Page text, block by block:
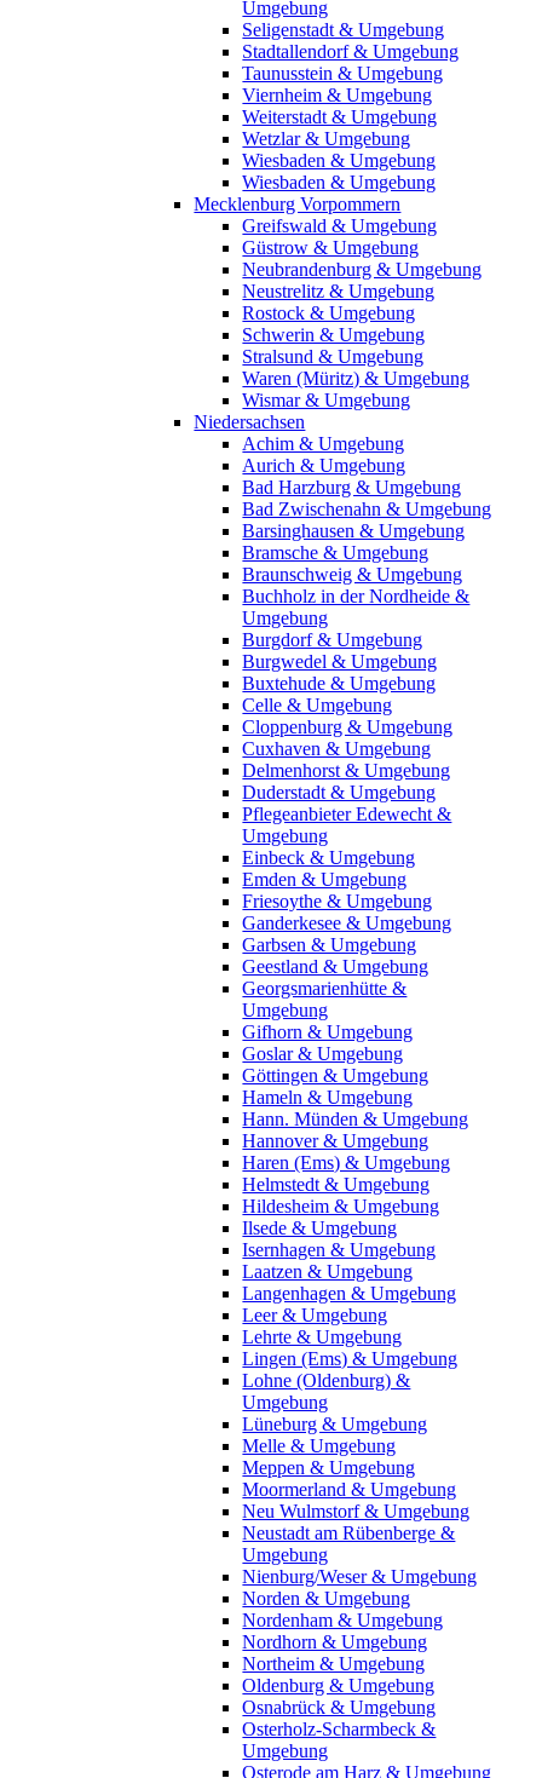
Umgebung
Seligenstadt & Umgebung
Stadtallendorf & Umgebung
Taunusstein & Umgebung
Viernheim & Umgebung
Weiterstadt & Umgebung
Wetzlar & Umgebung
Wiesbaden & Umgebung
Wiesbaden & Umgebung
Mecklenburg Vorpommern
Greifswald & Umgebung
Güstrow & Umgebung
Neubrandenburg & Umgebung
Neustrelitz & Umgebung
Rostock & Umgebung
Schwerin & Umgebung
Stralsund & Umgebung
Waren (Müritz) & Umgebung
Wismar & Umgebung
Niedersachsen
Achim & Umgebung
Aurich & Umgebung
Bad Harzburg & Umgebung
Bad Zwischenahn & Umgebung
Barsinghausen & Umgebung
Bramsche & Umgebung
Braunschweig & Umgebung
Buchholz in der Nordheide &
Umgebung
Burgdorf & Umgebung
Burgwedel & Umgebung
Buxtehude & Umgebung
Celle & Umgebung
Cloppenburg & Umgebung
Cuxhaven & Umgebung
Delmenhorst & Umgebung
Duderstadt & Umgebung
Pflegeanbieter Edewecht &
Umgebung
Einbeck & Umgebung
Emden & Umgebung
Friesoythe & Umgebung
Ganderkesee & Umgebung
Garbsen & Umgebung
Geestland & Umgebung
Georgsmarienhütte &
Umgebung
Gifhorn & Umgebung
Goslar & Umgebung
Göttingen & Umgebung
Hameln & Umgebung
Hann. Münden & Umgebung
Hannover & Umgebung
Haren (Ems) & Umgebung
Helmstedt & Umgebung
Hildesheim & Umgebung
Ilsede & Umgebung
Isernhagen & Umgebung
Laatzen & Umgebung
Langenhagen & Umgebung
Leer & Umgebung
Lehrte & Umgebung
Lingen (Ems) & Umgebung
Lohne (Oldenburg) &
Umgebung
Lüneburg & Umgebung
Melle & Umgebung
Meppen & Umgebung
Moormerland & Umgebung
Neu Wulmstorf & Umgebung
Neustadt am Rübenberge &
Umgebung
Nienburg/Weser & Umgebung
Norden & Umgebung
Nordenham & Umgebung
Nordhorn & Umgebung
Northeim & Umgebung
Oldenburg & Umgebung
Osnabrück & Umgebung
Osterholz-Scharmbeck &
Umgebung
Osterode am Harz & Umgebung